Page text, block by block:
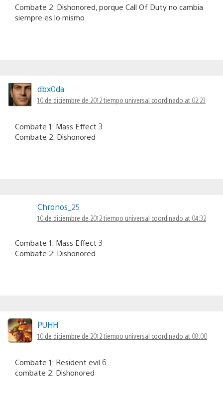
Combate 2: Dishonored, porque Call Of Duty no cambia
siempre es lo mismo
dbx0da
10 de diciembre de 2012 tiempo universal coordinado at 02:23
Combate 1: Mass Effect 3
Combate 2: Dishonored
Chronos_25
10 de diciembre de 2012 tiempo universal coordinado at 04:32
Combate 1: Mass Effect 3
Combate 2: Dishonored
PUHH
10 de diciembre de 2012 tiempo universal coordinado at 08:00
Combate 1: Resident evil 6
combate 2: Dishonored